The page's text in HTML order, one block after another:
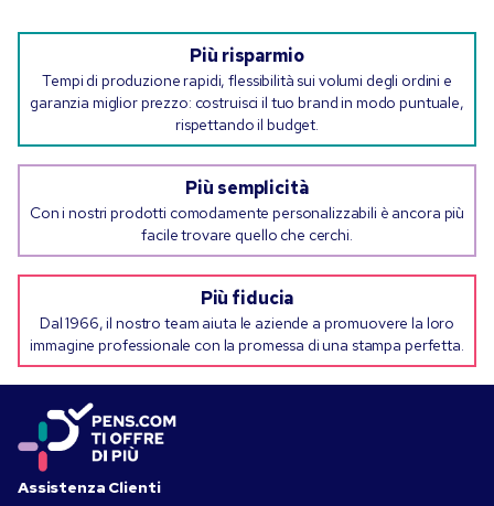
Più risparmio
Tempi di produzione rapidi, flessibilità sui volumi degli ordini e
garanzia miglior prezzo: costruisci il tuo brand in modo puntuale,
rispettando il budget.
Più semplicità
Con i nostri prodotti comodamente personalizzabili è ancora più
facile trovare quello che cerchi.
Più fiducia
Dal 1966, il nostro team aiuta le aziende a promuovere la loro
immagine professionale con la promessa di una stampa perfetta.
Assistenza Clienti